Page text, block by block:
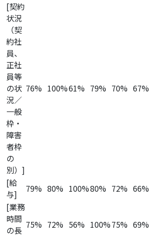
[契約
状況
（契
約社
員、
正社
員等
の状
況／
一般
枠・
障害
者枠
の
別）]
76% 100%61% 79% 70% 67%
[給
与]
79% 80% 100%80% 72% 66%
[業務
時間
の長 75% 72% 56% 100%75% 69%